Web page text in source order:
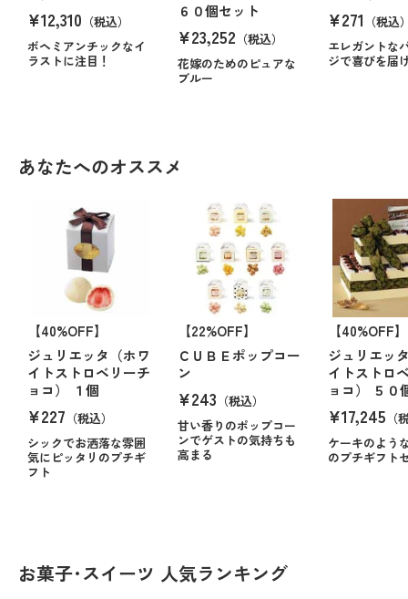
¥12,310 （税込）
ボヘミアンチックなイ
ラストに注目！
６０個セット
¥23,252 （税込）
花嫁のためのピュアな
ブルー
¥271 （税込
エレガントな
ジで喜びを届
あなたへのオススメ
【40%OFF】
ジュリエッタ（ホワ
イトストロベリーチ
ョコ） １個
¥227 （税込）
シックでお洒落な雰囲
気にピッタリのプチギ
フト
【22%OFF】
ＣＵＢＥポップコー
ン
¥243 （税込）
甘い香りのポップコー
ンでゲストの気持ちも
高まる
【40%OFF】
ジュリエッ
イトストロ
ョコ） ５０
¥17,245 （
ケーキのよう
のプチギフト
お菓子･スイーツ 人気ランキング